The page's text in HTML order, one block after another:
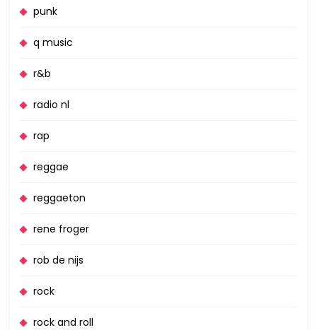
punk
q music
r&b
radio nl
rap
reggae
reggaeton
rene froger
rob de nijs
rock
rock and roll